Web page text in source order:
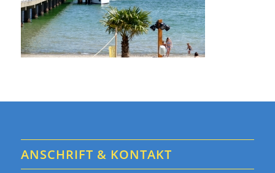
ANSCHRIFT & KONTAKT